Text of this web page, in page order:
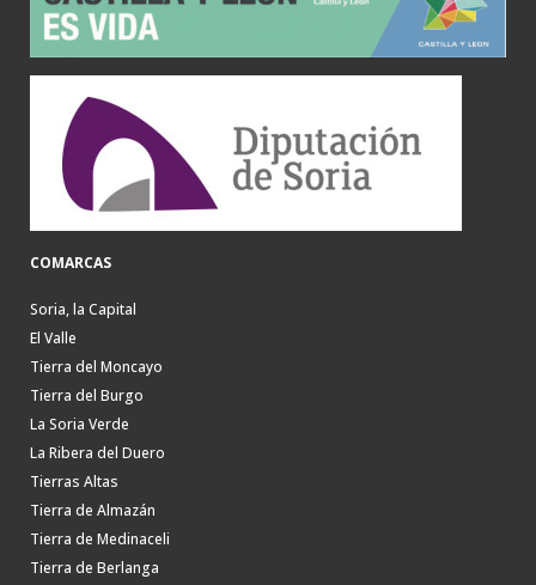
COMARCAS
Soria, la Capital
El Valle
Tierra del Moncayo
Tierra del Burgo
La Soria Verde
La Ribera del Duero
Tierras Altas
Tierra de Almazán
Tierra de Medinaceli
Tierra de Berlanga